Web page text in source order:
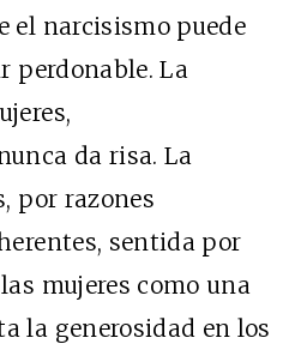
el narcisismo puede
perdonable. La
da risa. La
por razones
sentida por
mujeres como una
la generosidad en los